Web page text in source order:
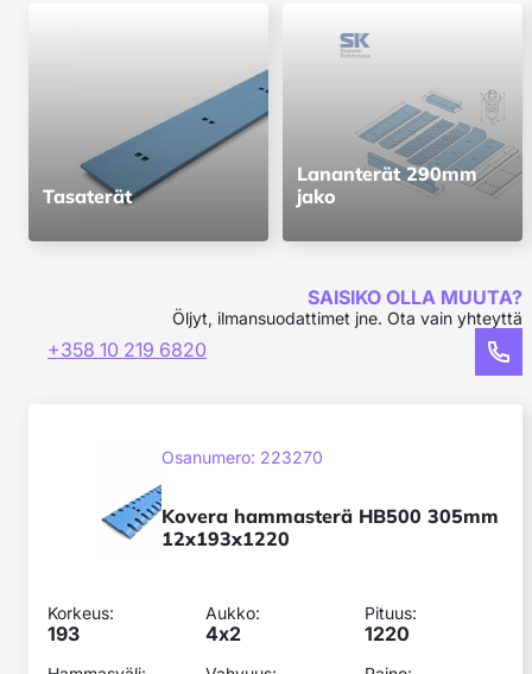
Tasaterät
Lananterät 290mm
jako
SAISIKO OLLA MUUTA?
Öljyt, ilmansuodattimet jne. Ota vain yhteyttä
+358 10 219 6820
12x193x1220
SKU:
Osanumero: 223270
Kovera hammasterä HB500 305mm
12x193x1220
Korkeus:
193
Aukko:
4x2
Pituus:
1220